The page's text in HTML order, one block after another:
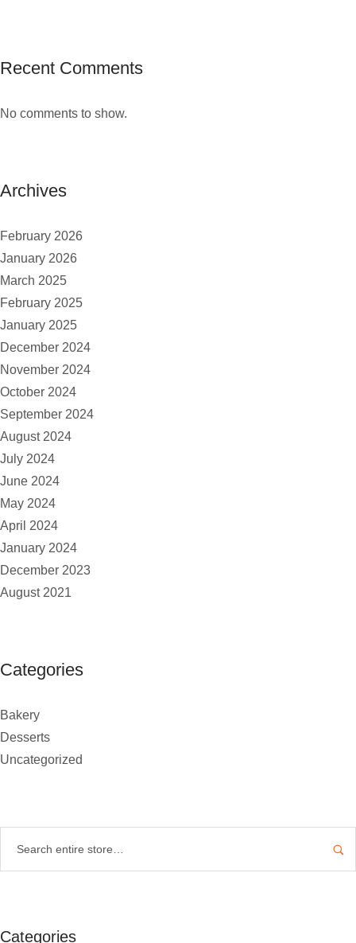
Recent Comments
No comments to show.
Archives
February 2026
January 2026
March 2025
February 2025
January 2025
December 2024
November 2024
October 2024
September 2024
August 2024
July 2024
June 2024
May 2024
April 2024
January 2024
December 2023
August 2021
Categories
Bakery
Desserts
Uncategorized
Categories